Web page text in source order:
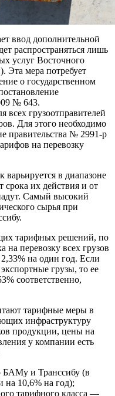
ввод дополнительной
распространяться лишь
услуг Восточного
Эта мера потребует
о государственном
№ 643.
всех грузоотправителей
Для этого необходимо
правительства № 2991-р
на перевозку
в диапазоне
срока их действия и от
Самый высокий
сырья при
тарифных решений, по
на перевозку всех грузов
на один год. Если
грузы, то ее
соответственно,
тарифные меры в
инфраструктуру
продукции, цены на
у компании есть
БАМу и Транссибу (в
на 10,6% на год);
тарифного класса —